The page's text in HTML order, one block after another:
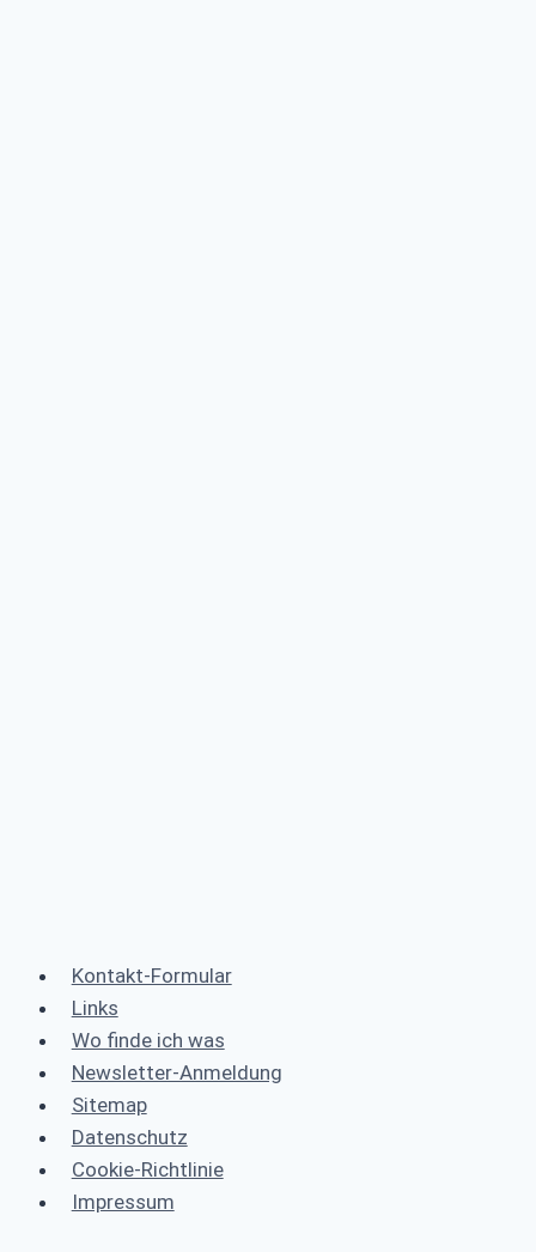
Kontakt-Formular
Links
Wo finde ich was
Newsletter-Anmeldung
Sitemap
Datenschutz
Cookie-Richtlinie
Impressum